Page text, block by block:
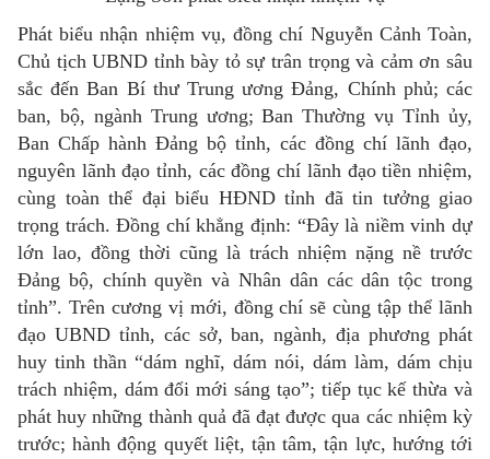
Phát biểu nhận nhiệm vụ, đồng chí Nguyễn Cảnh Toàn,
Chủ tịch UBND tỉnh bày tỏ sự trân trọng và cảm ơn sâu
sắc đến Ban Bí thư Trung ương Đảng, Chính phủ; các
ban, bộ, ngành Trung ương; Ban Thường vụ Tỉnh ủy,
Ban Chấp hành Đảng bộ tỉnh, các đồng chí lãnh đạo,
nguyên lãnh đạo tỉnh, các đồng chí lãnh đạo tiền nhiệm,
cùng toàn thể đại biểu HĐND tỉnh đã tin tưởng giao
trọng trách. Đồng chí khẳng định: “Đây là niềm vinh dự
lớn lao, đồng thời cũng là trách nhiệm nặng nề trước
Đảng bộ, chính quyền và Nhân dân các dân tộc trong
tỉnh”. Trên cương vị mới, đồng chí sẽ cùng tập thể lãnh
đạo UBND tỉnh, các sở, ban, ngành, địa phương phát
huy tinh thần “dám nghĩ, dám nói, dám làm, dám chịu
trách nhiệm, dám đổi mới sáng tạo”; tiếp tục kế thừa và
phát huy những thành quả đã đạt được qua các nhiệm kỳ
trước; hành động quyết liệt, tận tâm, tận lực, hướng tới